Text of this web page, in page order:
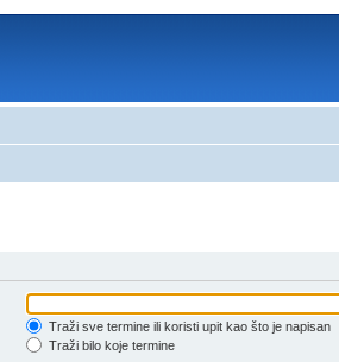
Traži sve termine ili koristi upit kao što je napisan
Traži bilo koje termine